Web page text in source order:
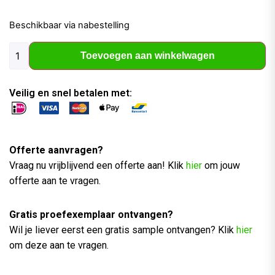
Beschikbaar via nabestelling
Toevoegen aan winkelwagen
Veilig en snel betalen met:
Offerte aanvragen?
Vraag nu vrijblijvend een offerte aan! Klik hier om jouw
offerte aan te vragen.
Gratis proefexemplaar ontvangen?
Wil je liever eerst een gratis sample ontvangen? Klik hier
om deze aan te vragen.